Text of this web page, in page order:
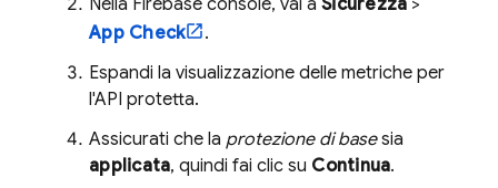
Nella Firebase console, vai a Sicurezza >
App Check
.
Espandi la visualizzazione delle metriche per
l'API protetta.
Assicurati che la protezione di basesia
applicata, quindi fai clic su Continua.